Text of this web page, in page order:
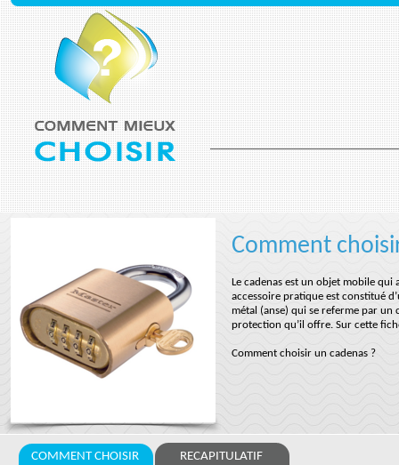
Comment
Le cadenas est un objet mobile
accessoire pratique est constitué
métal (anse) qui se referme par
protection qu’il offre. Sur cette
Comment choisir un cadenas ?
COMMENT CHOISIR RECAPITULATIF